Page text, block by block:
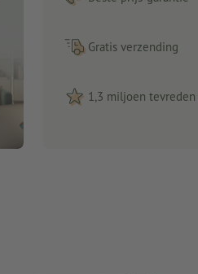
Gratis verzending
1,3 miljoen